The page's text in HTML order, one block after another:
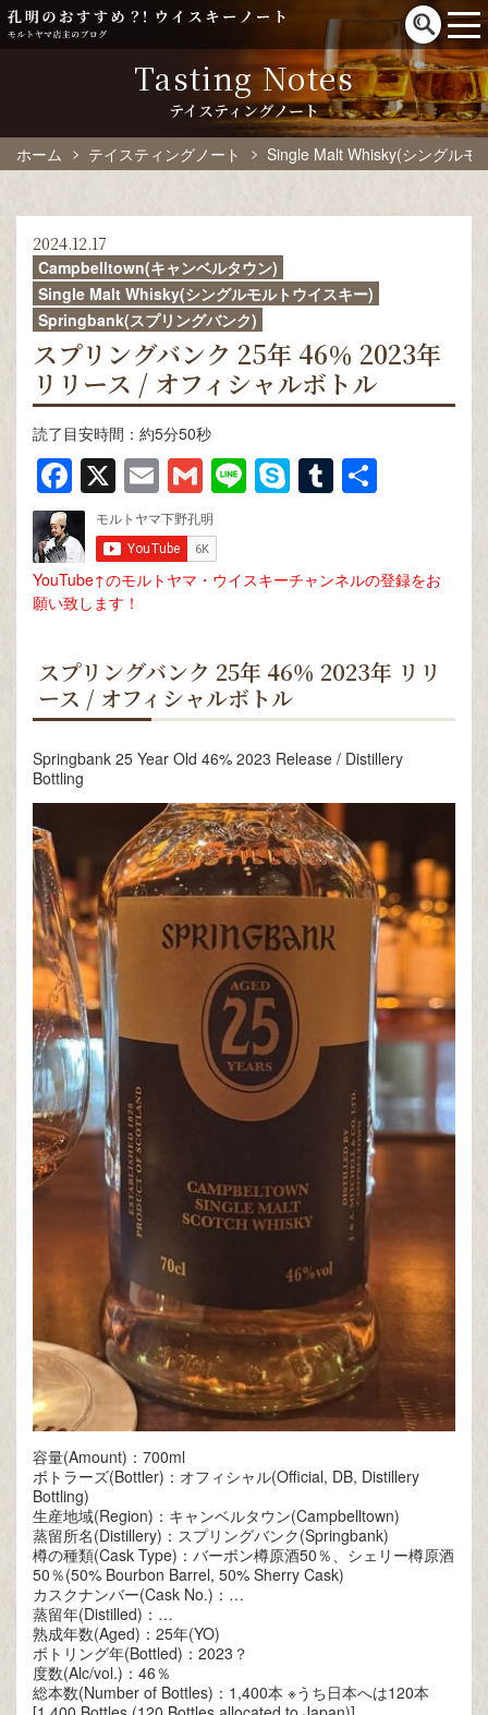
Tasting Notes
テイスティングノート
ホーム
テイスティングノート Single Malt Whisky(シングルモ
2024.12.17
Campbelltown(キャンベルタウン)
Single Malt Whisky(シングルモルトウイスキー)
Springbank(スプリングバンク)
スプリングバンク 25年 46％ 2023年
リリース / オフィシャルボトル
読了目安時間：約5分50秒
Facebook
X EmailGmail
LineSkypeTumblr
YouTube↑のモルトヤマ・ウイスキーチャンネルの登録をお
願い致します！
スプリングバンク 25年 46％ 2023年 リリ
ース / オフィシャルボトル
Springbank 25 Year Old 46% 2023 Release / Distillery
Bottling
容量(Amount)：700ml
ボトラーズ(Bottler)：オフィシャル(Official, DB, Distillery
Bottling)
生産地域(Region)：キャンベルタウン(Campbelltown)
蒸留所名(Distillery)：スプリングバンク(Springbank)
樽の種類(Cask Type)：バーボン樽原酒50％、シェリー樽原酒
50％(50% Bourbon Barrel, 50% Sherry Cask)
カスクナンバー(Cask No.)：…
蒸留年(Distilled)：…
熟成年数(Aged)：25年(YO)
ボトリング年(Bottled)：2023？
度数(Alc/vol.)：46％
総本数(Number of Bottles)：1,400本 ※うち日本へは120本